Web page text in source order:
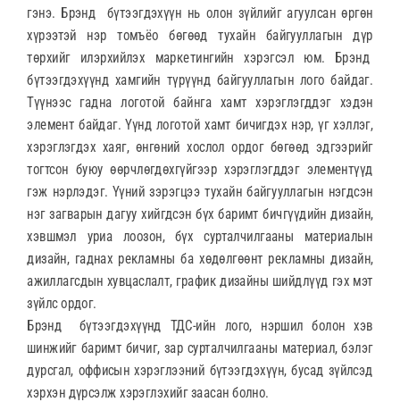
гэнэ. Брэнд бүтээгдэхүүн нь олон зүйлийг агуулсан өргөн
хүрээтэй нэр томъёо бөгөөд тухайн байгууллагын дүр
төрхийг илэрхийлэх маркетингийн хэрэгсэл юм. Брэнд
бүтээгдэхүүнд хамгийн түрүүнд байгууллагын лого байдаг.
Түүнээс гадна логотой байнга хамт хэрэглэгддэг хэдэн
элемент байдаг. Үүнд логотой хамт бичигдэх нэр, үг хэллэг,
хэрэглэгдэх хаяг, өнгөний хослол ордог бөгөөд эдгээрийг
тогтсон буюу өөрчлөгдөхгүйгээр хэрэглэгддэг элементүүд
гэж нэрлэдэг. Yүний зэрэгцээ тухайн байгууллагын нэгдсэн
нэг загварын дагуу хийгдсэн бүх баримт бичгүүдийн дизайн,
хэвшмэл уриа лоозон, бүх сурталчилгааны материалын
дизайн, гаднах рекламны ба хөдөлгөөнт рекламны дизайн,
ажиллагсдын хувцаслалт, график дизайны шийдлүүд гэх мэт
зүйлс ордог.
Брэнд бүтээгдэхүүнд ТДС-ийн лого, нэршил болон хэв
шинжийг баримт бичиг, зар сурталчилгааны материал, бэлэг
дурсгал, оффисын хэрэглээний бүтээгдэхүүн, бусад зүйлсэд
хэрхэн дүрсэлж хэрэглэхийг заасан болно.